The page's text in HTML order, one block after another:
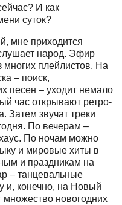
И как
суток?
мне приходится
народ. Эфир
многих плейлистов. На
– поиск,
песен – уходит немало
час открывают ретро-
Затем звучат треки
По вечерам –
По ночам можно
и мировые хиты в
и праздникам на
– танцевальные
и, конечно, на Новый
множество новогодних